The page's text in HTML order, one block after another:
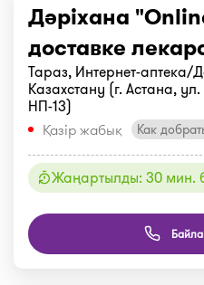
Дәріхана
доставке
Тараз, Интернет-аптека/
Казахстану (г. Астана,
НП-13)
Қазір жабық
Как
Жаңартылды: 30 мин.